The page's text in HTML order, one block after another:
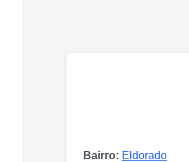
Bairro: Eldorado